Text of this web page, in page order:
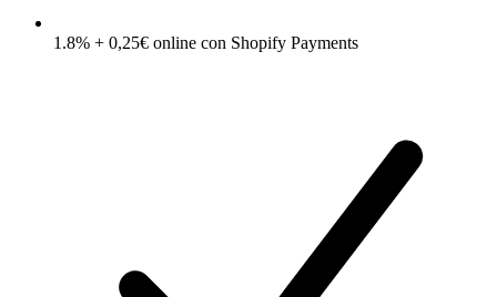
1.8% + 0,25€ online con Shopify Payments